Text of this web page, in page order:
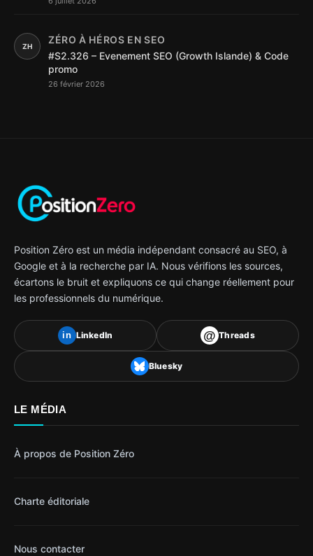
ZH
ZÉRO À HÉROS EN SEO
#S2.326 – Evenement SEO (Growth Islande) & Code
promo
26 février 2026
Position Zéro est un média indépendant consacré au SEO, à
Google et à la recherche par IA. Nous vérifions les sources,
écartons le bruit et expliquons ce qui change réellement pour
les professionnels du numérique.
in LinkedIn @ Threads
Bluesky
LE MÉDIA
À propos de Position Zéro
Charte éditoriale
Nous contacter